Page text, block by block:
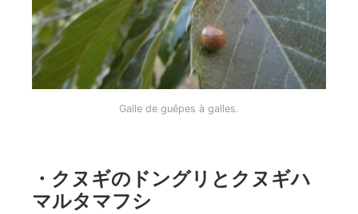
Galle de guêpes à galles.
・クヌギのドングリとクヌギハ
マルタマフシ